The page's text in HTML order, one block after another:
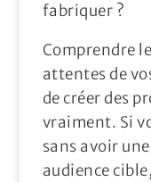
fabriquer ?
Comprendre
attentes de
de créer des
vraiment. Si
sans avoir
audience